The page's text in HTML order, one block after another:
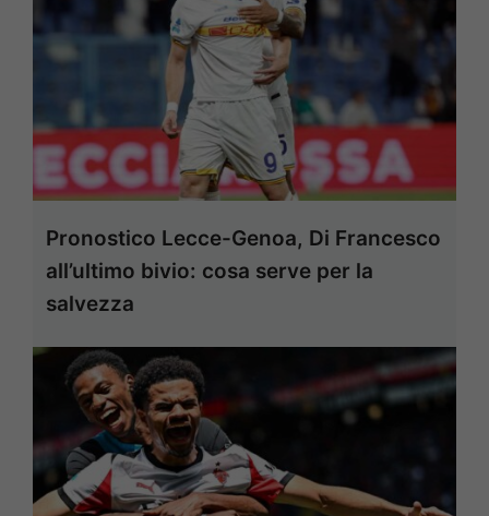
Pronostico Lecce-Genoa, Di Francesco
all’ultimo bivio: cosa serve per la
salvezza